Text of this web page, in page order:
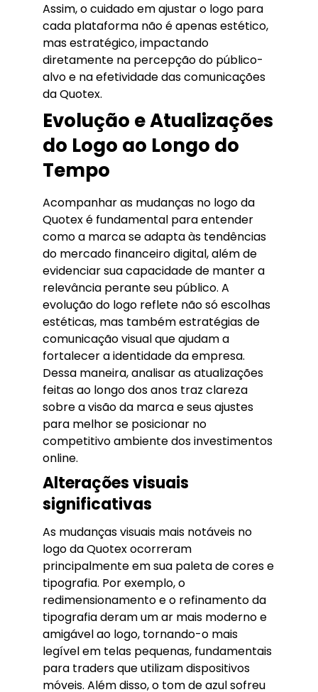
Assim, o cuidado em ajustar o logo para
cada plataforma não é apenas estético,
mas estratégico, impactando
diretamente na percepção do público-
alvo e na efetividade das comunicações
da Quotex.
Evolução e Atualizações
do Logo ao Longo do
Tempo
Acompanhar as mudanças no logo da
Quotex é fundamental para entender
como a marca se adapta às tendências
do mercado financeiro digital, além de
evidenciar sua capacidade de manter a
relevância perante seu público. A
evolução do logo reflete não só escolhas
estéticas, mas também estratégias de
comunicação visual que ajudam a
fortalecer a identidade da empresa.
Dessa maneira, analisar as atualizações
feitas ao longo dos anos traz clareza
sobre a visão da marca e seus ajustes
para melhor se posicionar no
competitivo ambiente dos investimentos
online.
Alterações visuais
significativas
As mudanças visuais mais notáveis no
logo da Quotex ocorreram
principalmente em sua paleta de cores e
tipografia. Por exemplo, o
redimensionamento e o refinamento da
tipografia deram um ar mais moderno e
amigável ao logo, tornando-o mais
legível em telas pequenas, fundamentais
para traders que utilizam dispositivos
móveis. Além disso, o tom de azul sofreu